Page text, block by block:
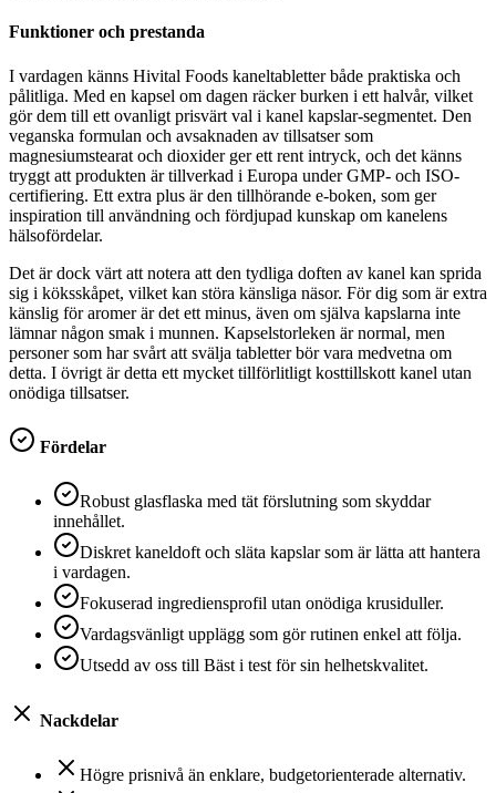
Funktioner och prestanda
I vardagen känns Hivital Foods kaneltabletter både praktiska och
pålitliga. Med en kapsel om dagen räcker burken i ett halvår, vilket
gör dem till ett ovanligt prisvärt val i kanel kapslar-segmentet. Den
veganska formulan och avsaknaden av tillsatser som
magnesiumstearat och dioxider ger ett rent intryck, och det känns
tryggt att produkten är tillverkad i Europa under GMP- och ISO-
certifiering. Ett extra plus är den tillhörande e-boken, som ger
inspiration till användning och fördjupad kunskap om kanelens
hälsofördelar.
Det är dock värt att notera att den tydliga doften av kanel kan sprida
sig i köksskåpet, vilket kan störa känsliga näsor. För dig som är extra
känslig för aromer är det ett minus, även om själva kapslarna inte
lämnar någon smak i munnen. Kapselstorleken är normal, men
personer som har svårt att svälja tabletter bör vara medvetna om
detta. I övrigt är detta ett mycket tillförlitligt kosttillskott kanel utan
onödiga tillsatser.
Fördelar
Robust glasflaska med tät förslutning som skyddar
innehållet.
Diskret kaneldoft och släta kapslar som är lätta att hantera
i vardagen.
Fokuserad ingrediensprofil utan onödiga krusiduller.
Vardagsvänligt upplägg som gör rutinen enkel att följa.
Utsedd av oss till Bäst i test för sin helhetskvalitet.
Nackdelar
Högre prisnivå än enklare, budgetorienterade alternativ.